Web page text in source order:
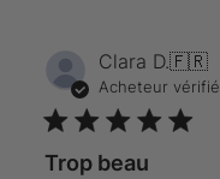
Clara D.🇫🇷
Acheteur vérifié
Trop beau